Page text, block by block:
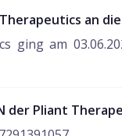
an
ging am
der Pliant